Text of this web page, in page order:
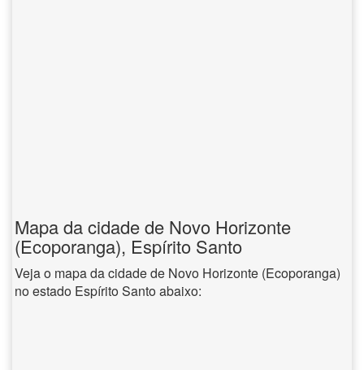
Mapa da cidade de Novo Horizonte
(Ecoporanga), Espírito Santo
Veja o mapa da cidade de Novo Horizonte (Ecoporanga)
no estado Espírito Santo abaixo: